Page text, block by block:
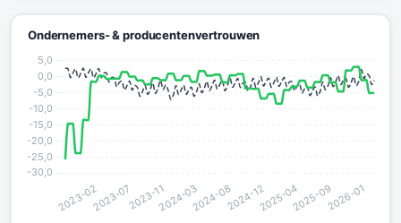
Ondernemers- & producentenvertrouwen